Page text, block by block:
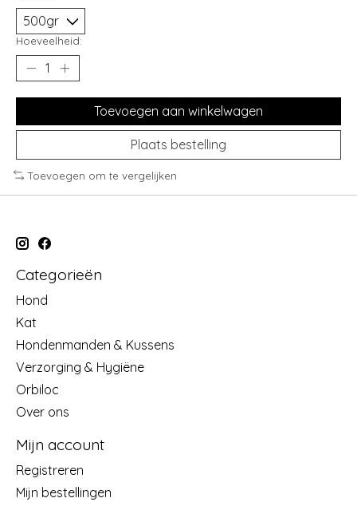
Hoeveelheid:
Toevoegen aan winkelwagen
Plaats bestelling
Toevoegen om te vergelijken
Categorieën
Hond
Kat
Hondenmanden & Kussens
Verzorging & Hygiëne
Orbiloc
Over ons
Mijn account
Registreren
Mijn bestellingen